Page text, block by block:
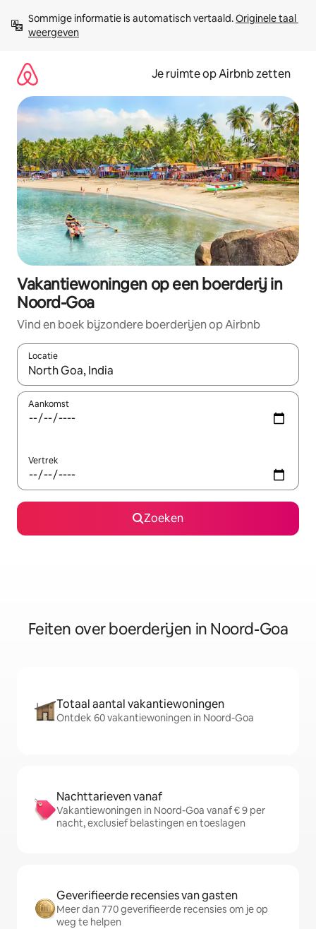
direct
naar
Sommige informatie is automatisch vertaald. Originele taal
weergeven
Je ruimte op Airbnb zetten
Vakantiewoningen op een boerderij in
Noord-Goa
Vind en boek bijzondere boerderijen op Airbnb
Locatie
Wanneer er suggesties beschikbaar zijn, maak je een keuze
Aankomst
Vertrek
Zoeken
Feiten over boerderijen in Noord-Goa
Totaal aantal vakantiewoningen
Ontdek 60 vakantiewoningen in Noord-Goa
Nachttarieven vanaf
Vakantiewoningen in Noord-Goa vanaf € 9 per
nacht, exclusief belastingen en toeslagen
Geverifieerde recensies van gasten
Meer dan 770 geverifieerde recensies om je op
weg te helpen